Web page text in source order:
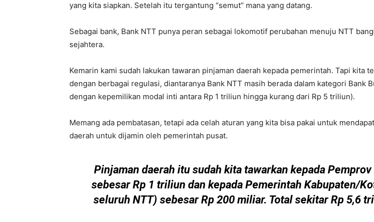
yang kita siapkan. Setelah itu tergantung “semut” mana yang datang.
Sebagai bank, Bank NTT punya peran sebagai lokomotif perubahan menuju NTT
sejahtera.
Kemarin kami sudah lakukan tawaran pinjaman daerah kepada pemerintah. Tapi kita
dengan berbagai regulasi, diantaranya Bank NTT masih berada dalam kategori Bank
dengan kepemilikan modal inti antara Rp 1 triliun hingga kurang dari Rp 5 triliun).
Memang ada pembatasan, tetapi ada celah aturan yang kita bisa pakai untuk
daerah untuk dijamin oleh pemerintah pusat.
Pinjaman daerah itu sudah kita tawarkan kepada Pemprov
sebesar Rp 1 triliun dan kepada Pemerintah Kabupaten/
seluruh NTT) sebesar Rp 200 miliar. Total sekitar Rp 5,6